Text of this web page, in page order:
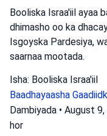
Booliska Israa'iil ayaa
dhimasho oo ka
Isgoyska Pardesiya,
saarnaa mootada.
Isha: Booliska Israa'iil
Baadhayaasha
Dambiyada • August
hor